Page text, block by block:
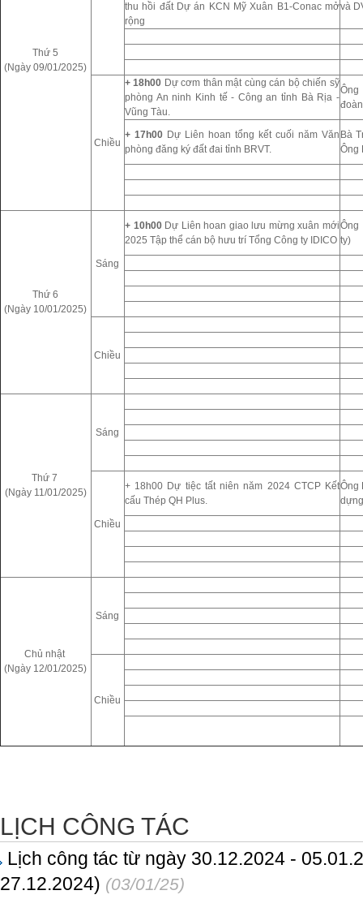
Thứ 5
(Ngày 09/01/2025)
thu hồi đất Dự án KCN Mỹ Xuân B1-Conac mở
rộng
và
Chiều
+ 18h00 Dự cơm thân mật cùng cán bộ chiến sỹ
phòng An ninh Kinh tế - Công an tỉnh Bà Rịa -
Vũng Tàu.
+ 17h00 Dự Liên hoan tổng kết cuối năm Văn
phòng đăng ký đất đai tỉnh BRVT.
Bà
Ông
Thứ 6
(Ngày 10/01/2025)
Sáng
+ 10h00Dự Liên hoan giao lưu mừng xuân mới
2025 Tập thể cán bộ hưu trí Tổng Công ty IDICO
Ông
ty)
Chiều
Thứ 7
(Ngày 11/01/2025)
Sáng
Chiều
+ 18h00 Dự tiệc tất niên năm 2024 CTCP Kết
cấu Thép QH Plus.
Ông
Chủ nhật
(Ngày 12/01/2025)
Sáng
Chiều
LỊCH CÔNG TÁC
Lịch công tác từ ngày 30.12.2024 -
27.12.2024) (03/01/25)